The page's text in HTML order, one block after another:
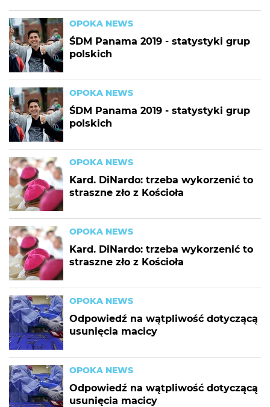
OPOKA NEWS
ŚDM Panama 2019 - statystyki grup
polskich
OPOKA NEWS
ŚDM Panama 2019 - statystyki grup
polskich
OPOKA NEWS
Kard. DiNardo: trzeba wykorzenić to
straszne zło z Kościoła
OPOKA NEWS
Kard. DiNardo: trzeba wykorzenić to
straszne zło z Kościoła
OPOKA NEWS
Odpowiedź na wątpliwość dotyczącą
usunięcia macicy
OPOKA NEWS
Odpowiedź na wątpliwość dotyczącą
usunięcia macicy